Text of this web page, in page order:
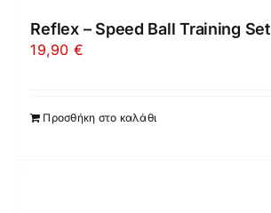
Reflex – Speed Ball Training Set
19,90 €
Προσθήκη στο καλάθι